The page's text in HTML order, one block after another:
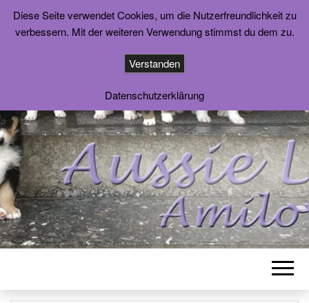
Diese Seite verwendet Cookies, um die Nutzerfreundlichkeit zu
verbessern. Mit der weiteren Verwendung stimmst du dem zu.
Verstanden
Datenschutzerklärung